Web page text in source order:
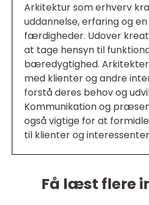
Arkitektur som erhverv
uddannelse, erfaring og
færdigheder. Udover
at tage hensyn til
bæredygtighed.
med klienter og andre
forstå deres behov og
Kommunikation og
også vigtige for at
til klienter og
Få læst flere